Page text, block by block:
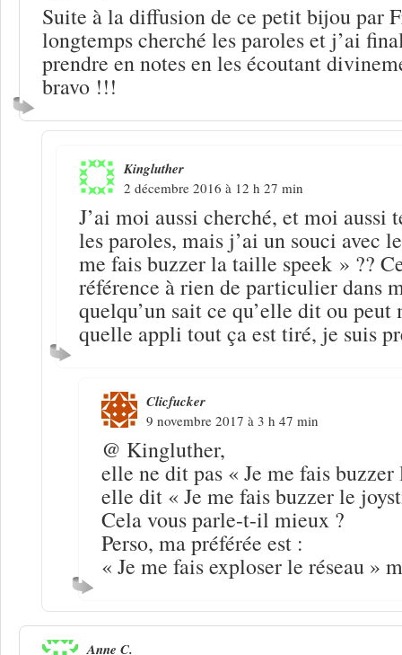
Suite à la diffusion de ce petit bijou par
longtemps cherché les paroles et j’ai
prendre en notes en les écoutant
bravo !!!
Kingluther
2 décembre 2016 à 12 h 27 min
J’ai moi aussi cherché, et moi aussi
les paroles, mais j’ai un souci avec
me fais buzzer la taille speek » ??
référence à rien de particulier dans
quelqu’un sait ce qu’elle dit ou peut
quelle appli tout ça est tiré, je suis
Clicfucker
9 novembre 2017 à 3 h 47 min
@ Kingluther,
elle ne dit pas « Je me fais
elle dit « Je me fais buzzer le
Cela vous parle-t-il mieux ?
Perso, ma préférée est :
« Je me fais exploser le réseau »
Anne C.